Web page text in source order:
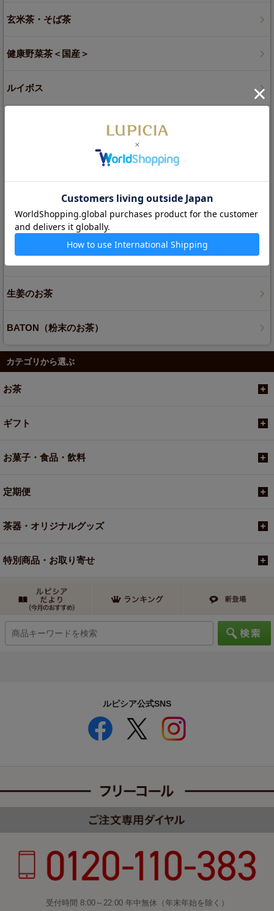
玄米茶・そば茶
健康野菜茶＜国産＞
ルイボス
プーアル茶（黒茶）
チャイ
生姜のお茶
BATON（粉末のお茶）
カテゴリから選ぶ
お茶
ギフト
お菓子・食品・飲料
定期便
茶器・オリジナルグッズ
特別商品・お取り寄せ
ルピシア公式SNS
受付時間 8:00～22:00 年中無休（年末年始を除く）